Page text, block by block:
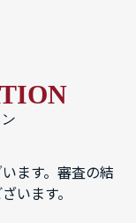
ます。審査の結
います。